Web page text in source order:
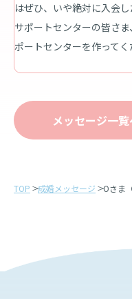
はぜひ、いや絶対に入会
サポートセンターの皆さ
ポートセンターを作ってく
メッセージ一覧
TOP 成婚メッセージ Oさま